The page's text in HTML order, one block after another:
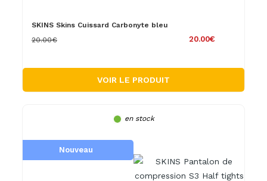
SKINS Skins Cuissard Carbonyte bleu
20.00€
20.00€
VOIR LE PRODUIT
en stock
Nouveau